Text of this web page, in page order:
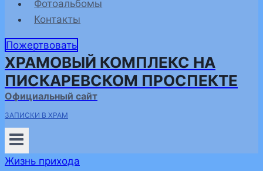
Фотоальбомы
Контакты
Пожертвовать
ХРАМОВЫЙ КОМПЛЕКС НА
ПИСКАРЕВСКОМ ПРОСПЕКТЕ
Официальный сайт
ЗАПИСКИ В ХРАМ
Жизнь прихода